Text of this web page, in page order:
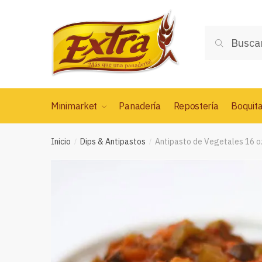
por:
Buscar
Minimarket Panadería Repostería
Inicio / Dips & Antipastos / Antipasto de Vegetales 16